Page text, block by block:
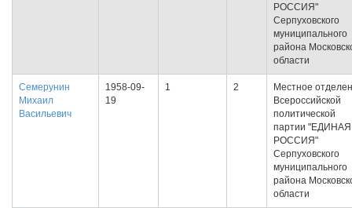
РОССИЯ"
Серпуховского
муниципального
района
области
Семерунин
Михаил
Васильевич
1958-09-
19
1 2
Местное
Всероссийской
политической
партии "ЕДИНАЯ
РОССИЯ"
Серпуховского
муниципального
района
области